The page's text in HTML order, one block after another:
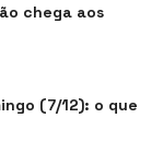
chega aos
(7/12): o que